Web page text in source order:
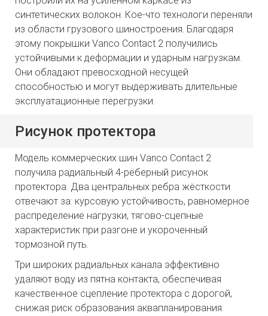
синтетических волокон. Кое-что технологи переняли
из области грузового шиностроения. Благодаря
этому покрышки Vanco Contact 2 получились
устойчивыми к деформации и ударным нагрузкам.
Они обладают превосходной несущей
способностью и могут выдерживать длительные
эксплуатационные перегрузки.
Рисунок протектора
Модель коммерческих шин Vanco Contact 2
получила радиальный 4-рёберный рисунок
протектора. Два центральных ребра жёсткости
отвечают за: курсовую устойчивость, равномерное
распределение нагрузки, тягово-сцепные
характеристик при разгоне и укороченный
тормозной путь.
Три широких радиальных канала эффективно
удаляют воду из пятна контакта, обеспечивая
качественное сцепление протектора с дорогой,
снижая риск образования аквапланирования.